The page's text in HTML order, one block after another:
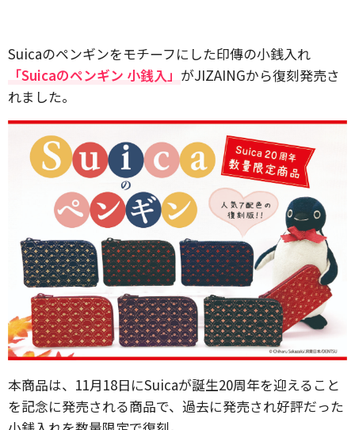
Suicaのペンギンをモチーフにした印傳の小銭入れ
「Suicaのペンギン 小銭入」 がJIZAINGから復刻発売さ
れました。
本商品は、11月18日にSuicaが誕生20周年を迎えること
を記念に発売される商品で、過去に発売され好評だった